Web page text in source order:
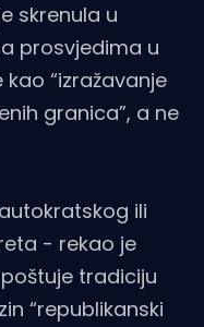
skrenula u
prosvjedima u
“izražavanje
granica”, a ne
ili
- rekao je
tradiciju
“republikanski